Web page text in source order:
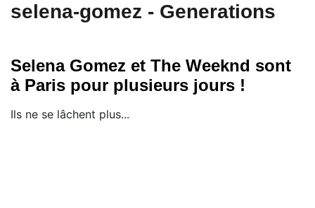
selena-gomez - Generations
Selena Gomez et The Weeknd sont
à Paris pour plusieurs jours !
Ils ne se lâchent plus...